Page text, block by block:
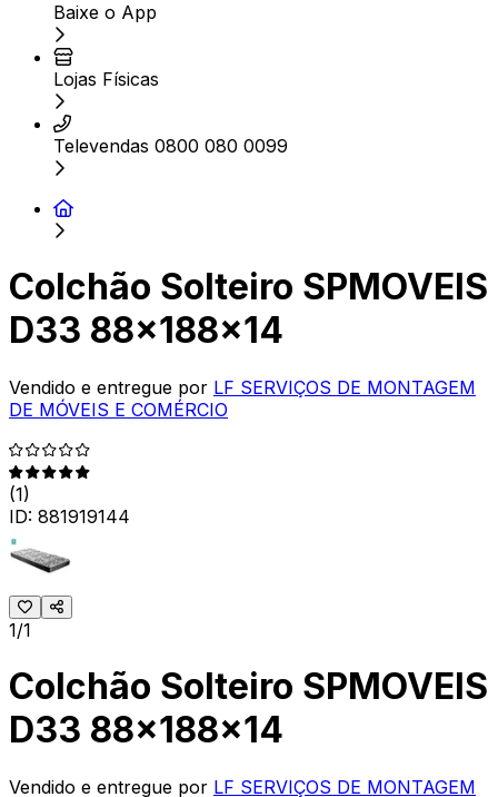
Baixe o App
Lojas Físicas
Televendas 0800 080 0099
Colchão Solteiro SPMOVEIS
D33 88x188x14
Vendido e entregue por LF SERVIÇOS DE MONTAGEM
DE MÓVEIS E COMÉRCIO
(1)
ID: 881919144
1/1
Colchão Solteiro SPMOVEIS
D33 88x188x14
Vendido e entregue por LF SERVIÇOS DE MONTAGEM